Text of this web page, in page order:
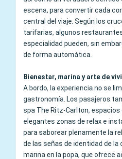
escena, para convertir cada
central del viaje. Según los
tarifarias, algunos
especialidad pueden, sin
de forma automática.
Bienestar, marina y arte de
A bordo, la experiencia no se
gastronomía. Los pasajeros
spa The Ritz-Carlton, espacios
elegantes zonas de relax e
para saborear plenamente la
de las señas de identidad de la
marina en la popa, que ofrece